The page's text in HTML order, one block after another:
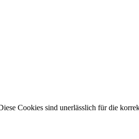
Cookies sind unerlässlich für die